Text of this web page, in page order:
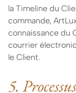
la Timeline du
commande,
connaissance du
courrier
le Client.
5.